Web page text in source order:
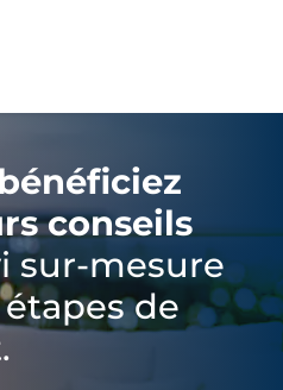
conseils
sur-mesure
de